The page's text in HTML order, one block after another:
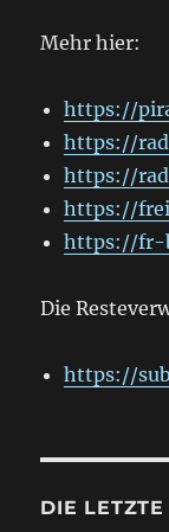
Mehr hier:
https://
https://
https://
https://
https://fr-
Die
https://
DIE